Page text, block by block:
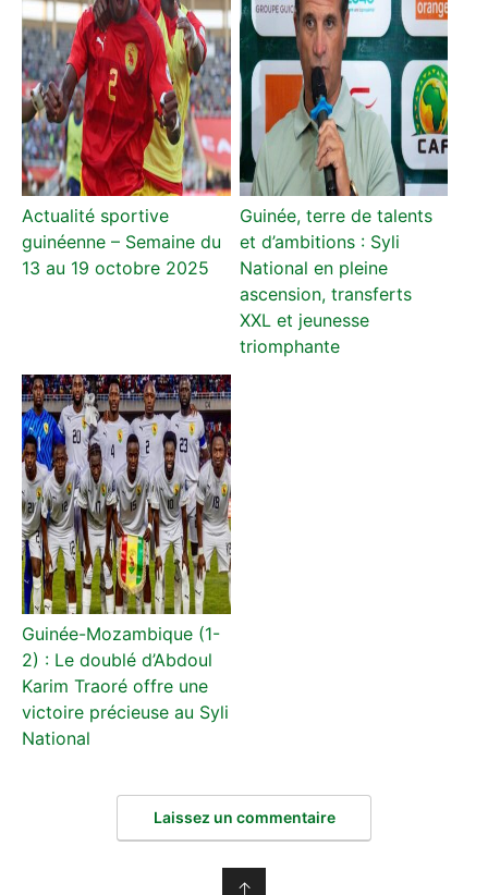
Actualité sportive
guinéenne – Semaine du
13 au 19 octobre 2025
Guinée, terre de talents
et d’ambitions : Syli
National en pleine
ascension, transferts
XXL et jeunesse
triomphante
Guinée-Mozambique (1-
2) : Le doublé d’Abdoul
Karim Traoré offre une
victoire précieuse au Syli
National
Laissez un commentaire
↑